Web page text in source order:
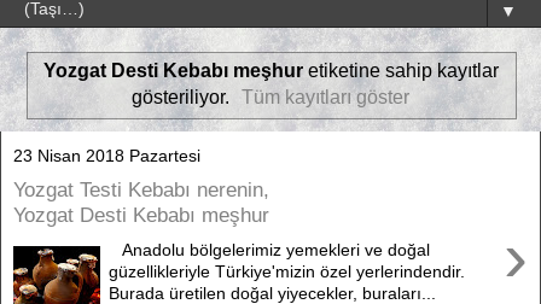
▼
Yozgat Desti Kebabı meşhuretiketine sahip kayıtlar
gösteriliyor.
Tüm kayıtları göster
23 Nisan 2018 Pazartesi
Yozgat Testi Kebabı nerenin,
Yozgat Desti Kebabı meşhur
›
Anadolu bölgelerimiz yemekleri ve doğal
güzellikleriyle Türkiye'mizin özel yerlerindendir.
Burada üretilen doğal yiyecekler, buraları...